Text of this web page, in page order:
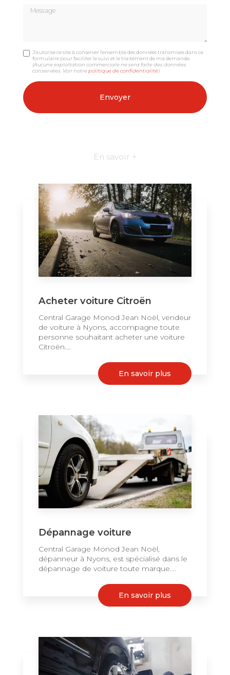
Message
J'autorise ce site à conserver l'ensemble des données transmises dans ce
formulaire pour faciliter le suivi et le traitement de ma demande.
(Aucune exploitation commerciale ne sera faite des données
conservées. Voir notrepolitique de confidentialité)
En savoir +
Acheter voiture Citroën
Central Garage Monod Jean Noël, vendeur
de voiture à Nyons, accompagne toute
personne souhaitant acheter une voiture
Citroën....
En savoir plus
Dépannage voiture
Central Garage Monod Jean Noël,
dépanneur à Nyons, est spécialisé dans le
dépannage de voiture toute marque....
En savoir plus